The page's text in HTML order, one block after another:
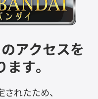
アクセスを
す。
れたため、